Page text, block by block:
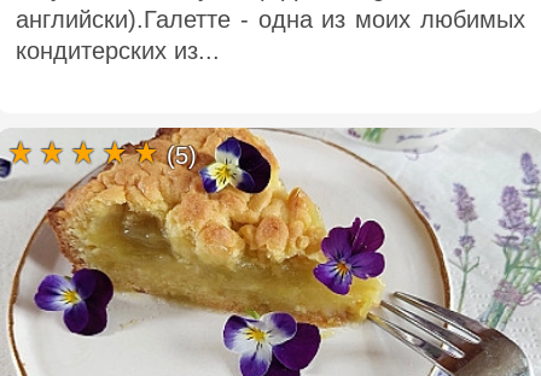
английски).Галетте - одна из моих любимых
кондитерских из...
(5)